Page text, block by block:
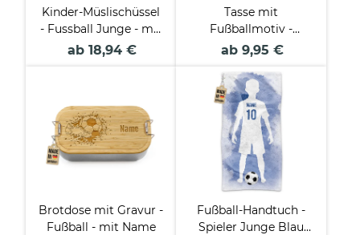
Kinder-Müslischüssel
- Fussball Junge - mit
Name - 500 ml
ab 18,94 €
Tasse mit
Fußballmotiv -
Fußballspieler Junge -
Trikotnummer - zwei
Tassenfarben
ab 9,95 €
Brotdose mit Gravur -
Fußball - mit Name
Fußball-Handtuch -
Spieler Junge Blau